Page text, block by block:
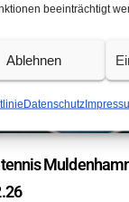
beeinträchtigt
Ablehnen
Datenschutz